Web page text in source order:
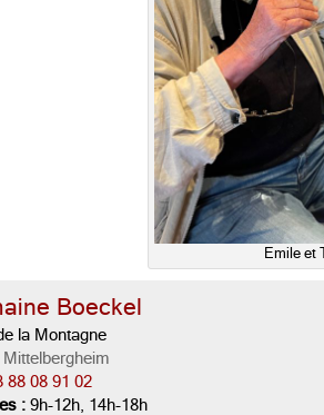
Emile et
Boeckel
la Montagne
88 08 91 02
: 9h-12h, 14h-18h